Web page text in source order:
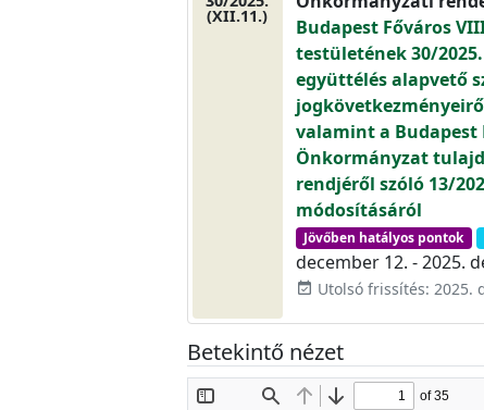
(XII.11.)
Budapest Főváros
testületének 30/
együttélés alapvető
valamint a Budapest
Önkormányzat
rendjéről szóló 13/
módosításáról
Jövőben hatályos pontok
december 12. - 2025.
event_available Utolsó frissítés: 2025.
Betekintő nézet